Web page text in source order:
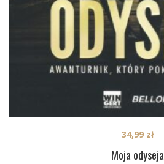
Moja odyseja
34,99 zł